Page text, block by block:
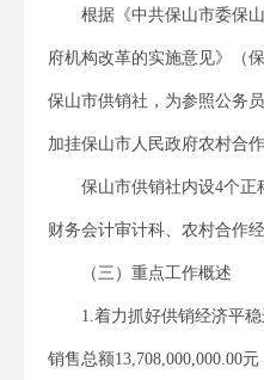
根据《中共保山市委保
府机构改革的实施意见》（
保山市供销社，为参照公务
加挂保山市人民政府农村合
保山市供销社内设4个正
财务会计审计科、农村合作
（三）重点工作概述
1.着力抓好供销经济平
销售总额13,708,000,000.00